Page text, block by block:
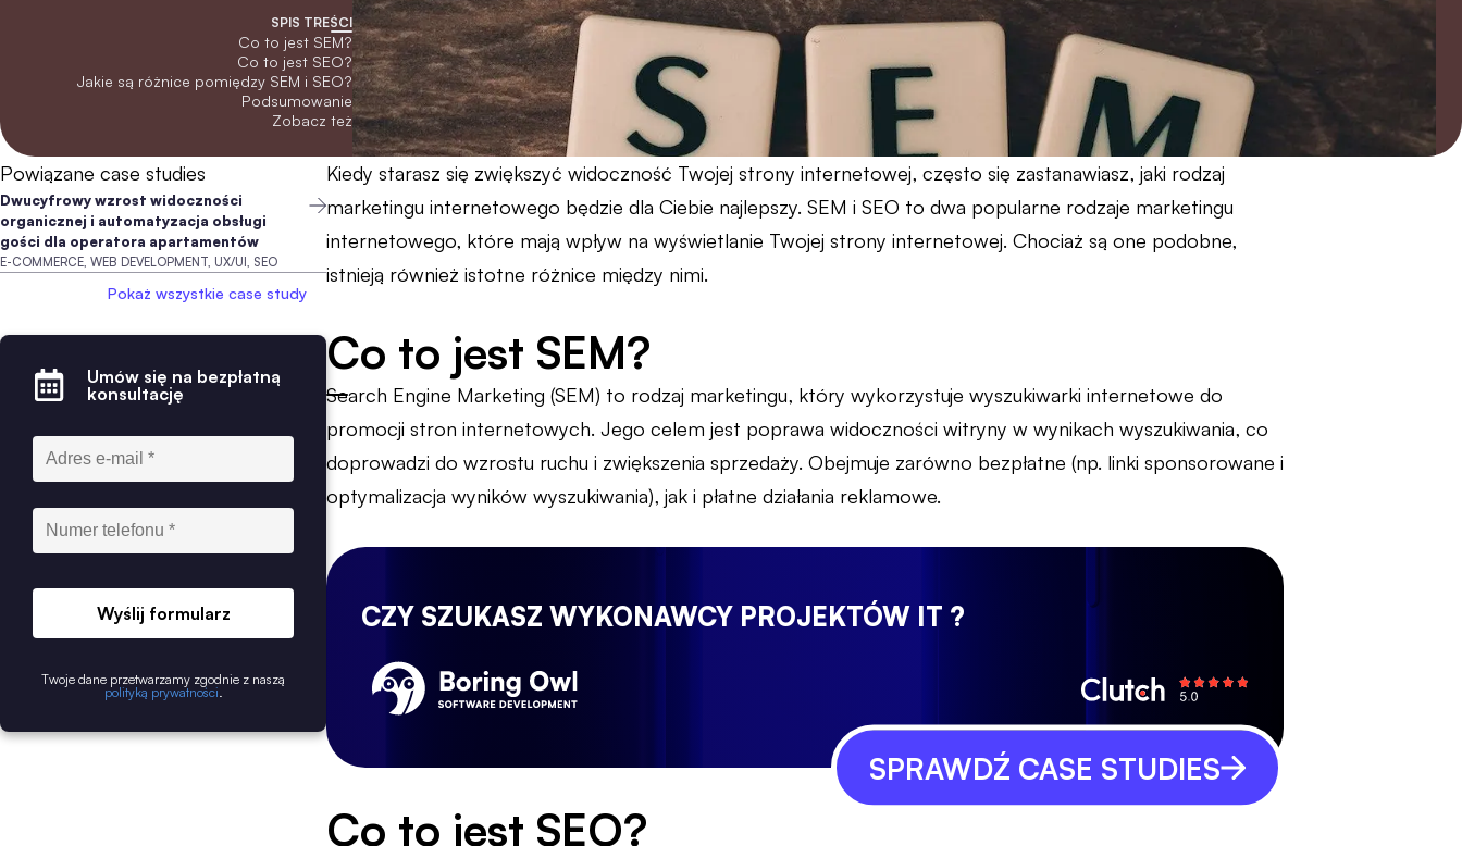
SPIS TREŚCI
Co to jest SEM?
Co to jest SEO?
Jakie są różnice pomiędzy SEM i SEO?
Podsumowanie
Zobacz też
Powiązane case studies
Dwucyfrowy wzrost widoczności
organicznej i automatyzacja obsługi
gości dla operatora apartamentów
E-COMMERCE, WEB DEVELOPMENT, UX/UI, SEO
Pokaż wszystkie case study
Umów się na bezpłatną
konsultację
Wyślij formularz
Twoje dane przetwarzamy zgodnie z naszą
polityką prywatności
Kiedy starasz się zwiększyć widoczność Twojej strony internetowej, często się zastanawiasz, jaki rodzaj
marketingu internetowego będzie dla Ciebie najlepszy. SEM i SEO to dwa popularne rodzaje marketingu
internetowego, które mają wpływ na wyświetlanie Twojej strony internetowej. Chociaż są one podobne,
istnieją również istotne różnice między nimi.
Co to jest SEM?
Search Engine Marketing (SEM) to rodzaj marketingu, który wykorzystuje wyszukiwarki internetowe do
promocji stron internetowych. Jego celem jest poprawa widoczności witryny w wynikach wyszukiwania, co
doprowadzi do wzrostu ruchu i zwiększenia sprzedaży. Obejmuje zarówno bezpłatne (np. linki sponsorowane i
optymalizacja wyników wyszukiwania), jak i płatne działania reklamowe.
CZY SZUKASZ WYKONAWCY PROJEKTÓW IT ?
SPRAWDŹ CASE STUDIES
Co to jest SEO?